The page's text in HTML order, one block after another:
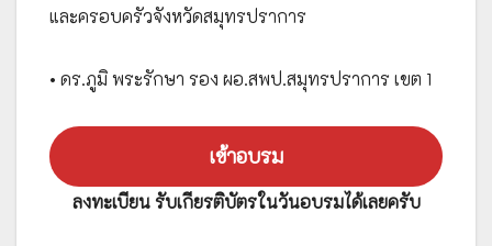
และครอบครัวจังหวัดสมุทรปราการ
• ดร.ภูมิ พระรักษา รอง ผอ.สพป.สมุทรปราการ เขต 1
เข้าอบรม
ลงทะเบียน รับเกียรติบัตรในวันอบรมได้เลยครับ